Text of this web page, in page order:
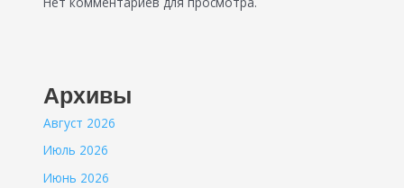
Архивы
Август 2026
Июль 2026
Июнь 2026